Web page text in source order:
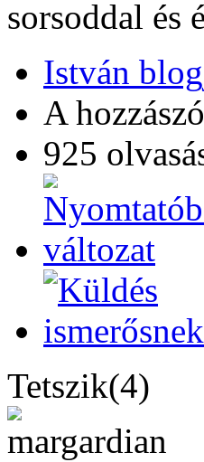
sorsoddal és
István
A
925
Tetszik(4)